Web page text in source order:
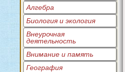
Алгебра
Биология и экология
Внеурочная
деятельность
Внимание и память
География